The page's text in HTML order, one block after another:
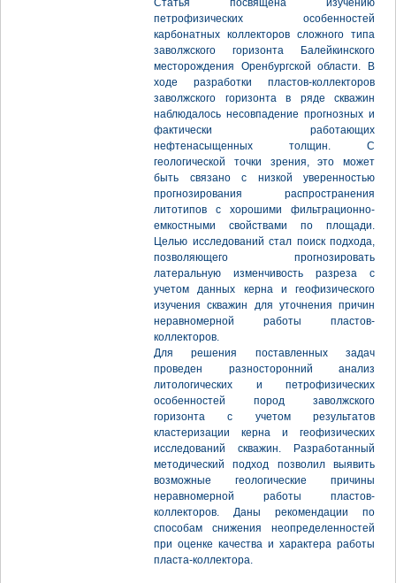
Статья посвящена изучению
петрофизических особенностей
карбонатных коллекторов сложного типа
заволжского горизонта Балейкинского
месторождения Оренбургской области. В
ходе разработки пластов-коллекторов
заволжского горизонта в ряде скважин
наблюдалось несовпадение прогнозных и
фактически работающих
нефтенасыщенных толщин. С
геологической точки зрения, это может
быть связано с низкой уверенностью
прогнозирования распространения
литотипов с хорошими фильтрационно-
емкостными свойствами по площади.
Целью исследований стал поиск подхода,
позволяющего прогнозировать
латеральную изменчивость разреза с
учетом данных керна и геофизического
изучения скважин для уточнения причин
неравномерной работы пластов-
коллекторов.
Для решения поставленных задач
проведен разносторонний анализ
литологических и петрофизических
особенностей пород заволжского
горизонта с учетом результатов
кластеризации керна и геофизических
исследований скважин. Разработанный
методический подход позволил выявить
возможные геологические причины
неравномерной работы пластов-
коллекторов. Даны рекомендации по
способам снижения неопределенностей
при оценке качества и характера работы
пласта-коллектора.